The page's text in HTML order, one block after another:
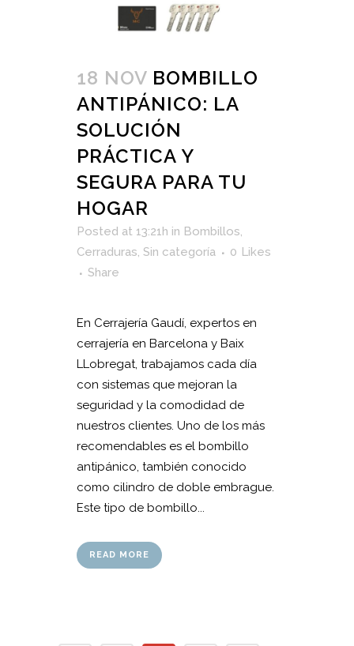
18 NOV BOMBILLO
ANTIPÁNICO: LA
SOLUCIÓN
PRÁCTICA Y
SEGURA PARA TU
HOGAR
Posted at 13:21h in Bombillos,
Cerraduras, Sin categoría 0 Likes
Share
En Cerrajería Gaudí, expertos en
cerrajería en Barcelona y Baix
LLobregat, trabajamos cada día
con sistemas que mejoran la
seguridad y la comodidad de
nuestros clientes. Uno de los más
recomendables es el bombillo
antipánico, también conocido
como cilindro de doble embrague.
Este tipo de bombillo...
READ MORE